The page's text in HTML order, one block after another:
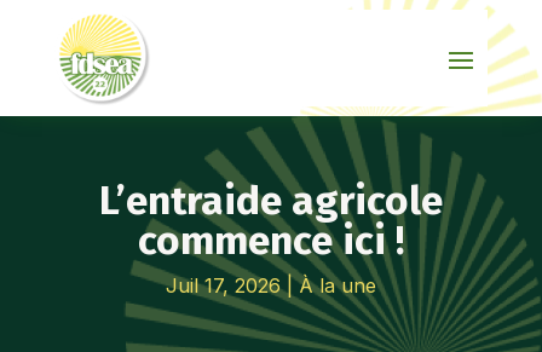
L’entraide agricole
commence ici !
Juil 17, 2026|À la une